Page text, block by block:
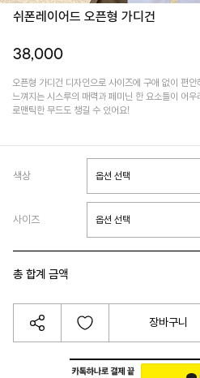
쉬폰레이어드 오픈형 가디건
38,000
오픈형 가디건 디자인으로 사이즈에 구애 없이 편안
느껴지는 시스루의 매력과 페미닌 한 요소들이 어
로맨틱한 무드도 챙길 수 있어요!
색상
사이즈
총 합계 금액
장바구니